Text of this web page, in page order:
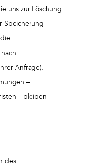
uns zur Löschung
Speicherung
Anfrage).
–
– bleiben
des